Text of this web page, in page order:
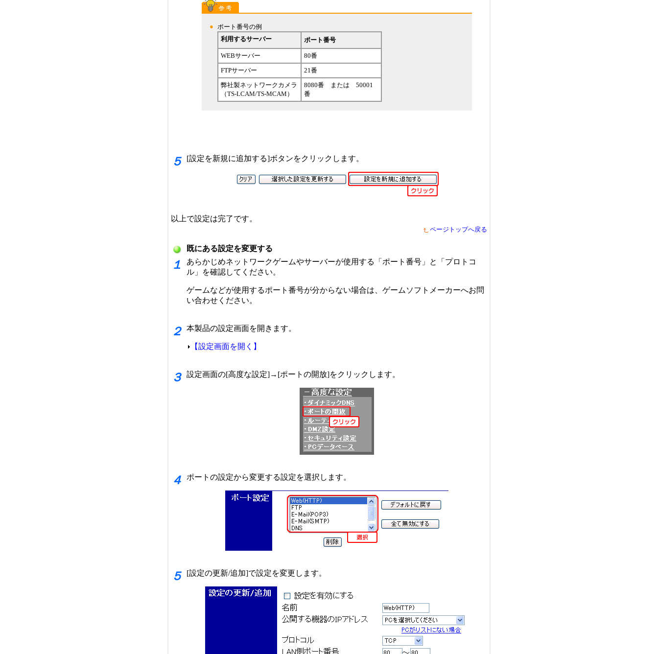
● ポート番号の例
利用するサーバー
ポート番号
WEBサーバー
80番
FTPサーバー
21番
弊社製ネットワークカメラ
（TS-LCAM/TS-MCAM）
8080番 または 50001
番
５ [設定を新規に追加する]ボタンをクリックします。
以上で設定は完了です。
ページトップへ戻る
既にある設定を変更する
１
あらかじめネットワークゲームやサーバーが使用する「ポート番号」と「プロトコ
ル」を確認してください。
ゲームなどが使用するポート番号が分からない場合は、ゲームソフトメーカーへお問
い合わせください。
２ 本製品の設定画面を開きます。
【設定画面を開く】
３ 設定画面の[高度な設定]→[ポートの開放]をクリックします。
４ ポートの設定から変更する設定を選択します。
５ [設定の更新/追加]で設定を変更します。